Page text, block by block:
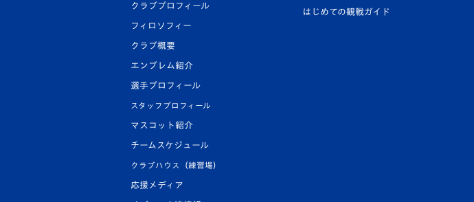
クラブプロフィール
フィロソフィー
クラブ概要
エンブレム紹介
選手プロフィール
スタッフプロフィール
マスコット紹介
チームスケジュール
クラブハウス（練習場）
応援メディア
はじめての観戦ガイド